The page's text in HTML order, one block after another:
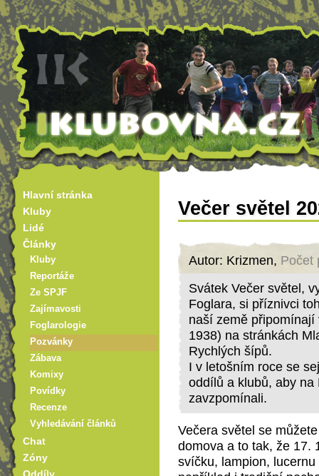
Večer světel
Autor: Krizmen, Počet
Svátek Večer světel,
Foglara, si příznivci
naší země
1938) na stránkách
Rychlých šípů.
I v letošním roce se
oddílů a klubů, aby
zavzpomínali.
Večera světel se
domova a to tak, že 17.
svíčku, lampion,
Hlavní stránka
Kluby
Lidé
Články
Kluby
Reportáže
Ze SPJF
Zajímavosti
Foglarologie
Pozvánky
Zábava
Komixy
Povídky
Recenze
Vyhledávání článků
Chat
Zóny